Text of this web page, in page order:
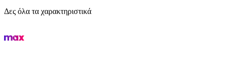
Δες όλα τα χαρακτηριστικά